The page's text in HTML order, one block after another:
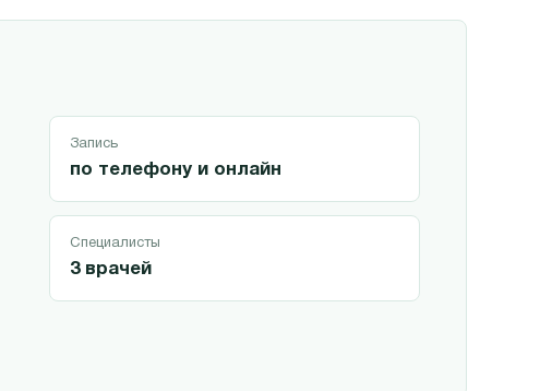
Запись
по телефону и онлайн
Специалисты
3 врачей